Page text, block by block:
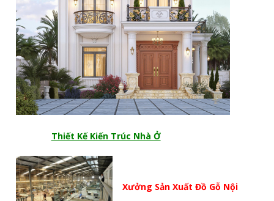
Thiết Kế Kiến Trúc Nhà Ở
Xưởng Sản Xuất Đồ Gỗ Nội